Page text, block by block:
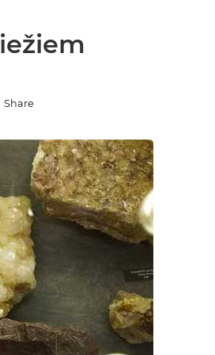
Share